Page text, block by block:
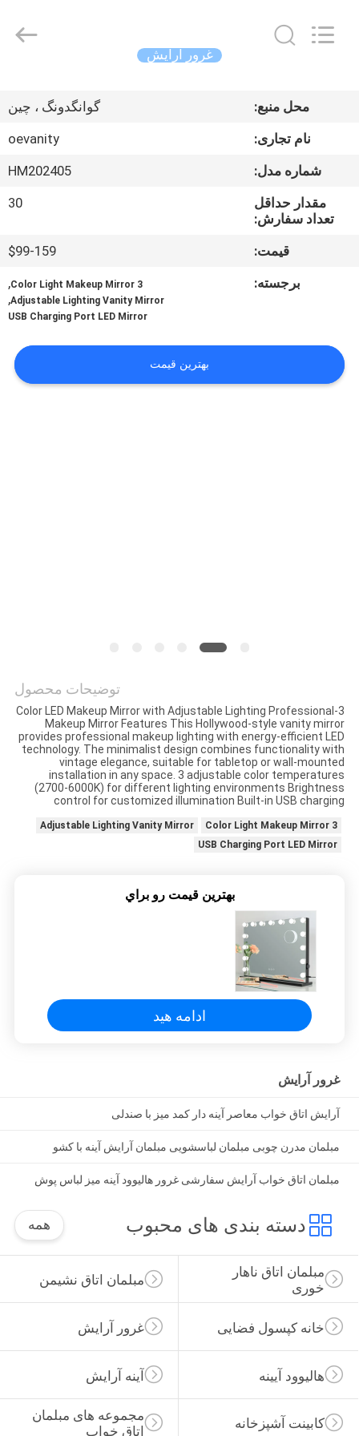
محصولات
های
دربارهی
ما
درخواست
نقل
قول
SITEMAP
خصوصی
Furniture
غرور آرایش
محل منبع:
گوانگدونگ ، چین
نام تجاری:
oevanity
شماره مدل:
HM202405
مقدار حداقل
تعداد سفارش:
30
قیمت:
$99-159
برجسته:
3 Color Light Makeup Mirror
,
Adjustable Lighting Vanity Mirror
,
USB Charging Port LED Mirror
بهترین قیمت
توضیحات محصول
3-Color LED Makeup Mirror with Adjustable Lighting Professional
Makeup Mirror Features This Hollywood-style vanity mirror
provides professional makeup lighting with energy-efficient LED
technology. The minimalist design combines functionality with
vintage elegance, suitable for tabletop or wall-mounted
installation in any space. 3 adjustable color temperatures
(2700-6000K) for different lighting environments Brightness
control for customized illumination Built-in USB charging
3 Color Light Makeup Mirror
Adjustable Lighting Vanity Mirror
USB Charging Port LED Mirror
بهترين قيمت رو براي
ادامه هید
غرور آرایش
آرایش اتاق خواب معاصر آینه دار کمد میز با صندلی
مبلمان مدرن چوبی مبلمان لباسشویی مبلمان آرایش آینه با کشو
مبلمان اتاق خواب آرایش سفارشی غرور هالیوود آینه میز لباس پوش
دسته بندی های محبوب همه
مبلمان اتاق نشیمن
مبلمان اتاق ناهار
خوری
غرور آرایش خانه کپسول فضایی
آینه آرایش هالیوود آیینه
مجموعه های مبلمان
اتاق خواب
کابینت آشپزخانه